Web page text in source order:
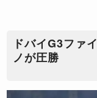
ドバイG3ファ
ノが圧勝